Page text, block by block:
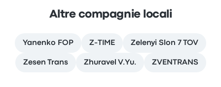
Altre compagnie locali
Yanenko FOP Z-TIME Zelenyi Slon 7 TOV
Zesen Trans Zhuravel V.Yu. ZVENTRANS